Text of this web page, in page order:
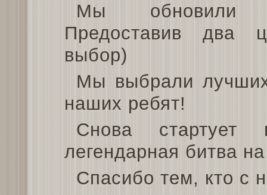
Мы обновили
Предоставив два
выбор)
Мы выбрали
наших ребят!
Снова стартует
легендарная битва
Спасибо тем, кто